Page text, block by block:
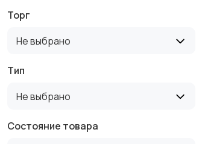
Торг
Не выбрано
Тип
Не выбрано
Состояние товара